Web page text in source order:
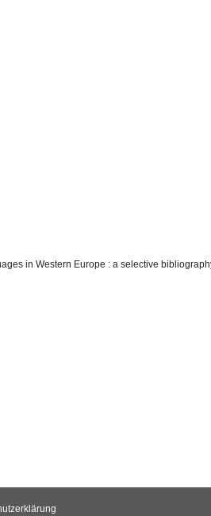
in Western Europe : a selective